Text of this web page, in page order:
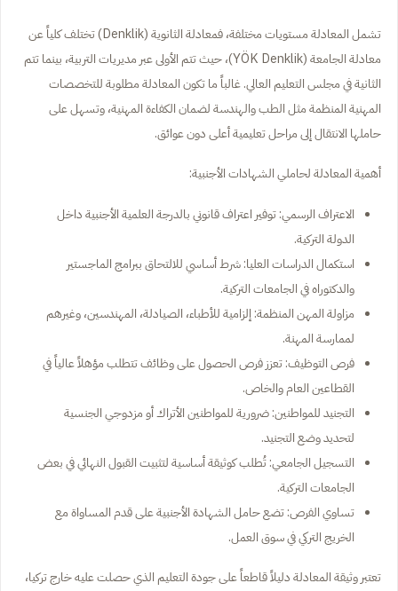
تشمل المعادلة مستويات مختلفة، فمعادلة الثانوية (Denklik) تختلف كلياً عن
معادلة الجامعة (YÖK Denklik)، حيث تتم الأولى عبر مديريات التربية، بينما تتم
الثانية في مجلس التعليم العالي. غالباً ما تكون المعادلة مطلوبة للتخصصات
المهنية المنظمة مثل الطب والهندسة لضمان الكفاءة المهنية، وتسهل على
حاملها الانتقال إلى مراحل تعليمية أعلى دون عوائق.
أهمية المعادلة لحاملي الشهادات الأجنبية:
الاعتراف الرسمي: توفير اعتراف قانوني بالدرجة العلمية الأجنبية داخل
الدولة التركية.
استكمال الدراسات العليا: شرط أساسي للالتحاق ببرامج الماجستير
والدكتوراه في الجامعات التركية.
مزاولة المهن المنظمة: إلزامية للأطباء، الصيادلة، المهندسين، وغيرهم
لممارسة المهنة.
فرص التوظيف: تعزز فرص الحصول على وظائف تتطلب مؤهلاً عالياً في
القطاعين العام والخاص.
التجنيد للمواطنين: ضرورية للمواطنين الأتراك أو مزدوجي الجنسية
لتحديد وضع التجنيد.
التسجيل الجامعي: تُطلب كوثيقة أساسية لتثبيت القبول النهائي في بعض
الجامعات التركية.
تساوي الفرص: تضع حامل الشهادة الأجنبية على قدم المساواة مع
الخريج التركي في سوق العمل.
تعتبر وثيقة المعادلة دليلاً قاطعاً على جودة التعليم الذي حصلت عليه خارج تركيا،